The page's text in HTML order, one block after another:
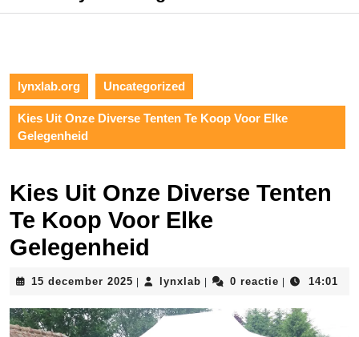
lynxlab.org Uncategorized
Kies Uit Onze Diverse Tenten Te Koop Voor Elke
Gelegenheid
Kies Uit Onze Diverse Tenten
Te Koop Voor Elke
Gelegenheid
15 december 2025 15
2025
lynxlab lynxlab0 reactie 14:01